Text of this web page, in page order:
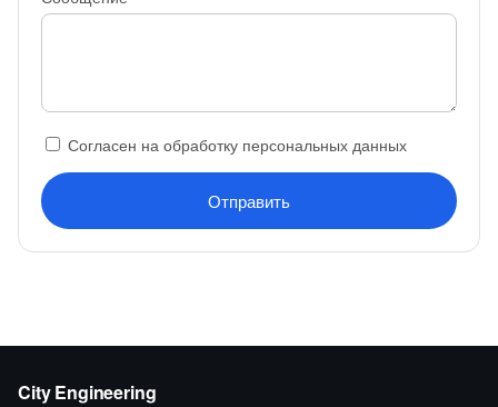
Согласен на обработку персональных данных
Отправить
City Engineering